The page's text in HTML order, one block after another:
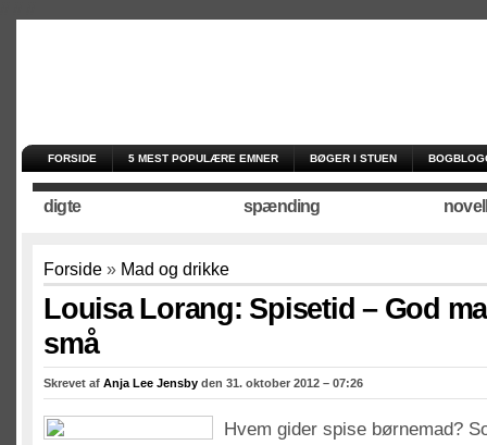
FORSIDE 5 MEST POPULÆRE EMNER BØGER I STUEN
digte spænding
Forside » Mad og drikke
Louisa Lorang: Spisetid – God
små
Skrevet af Anja Lee Jensby den 31. oktober 2012 – 07:26
Hvem gider spise børnemad?